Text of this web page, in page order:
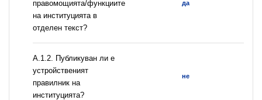
правомощията/функциите
на институцията в
отделен текст?
да
А.1.2. Публикуван ли е
устройственият
правилник на
институцията?
не